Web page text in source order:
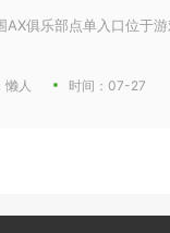
AX俱乐部点单入口位于
懒人 时间：07-27